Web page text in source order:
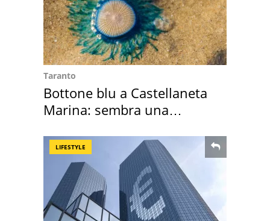
Taranto
Bottone blu a Castellaneta
Marina: sembra una
LIFESTYLE